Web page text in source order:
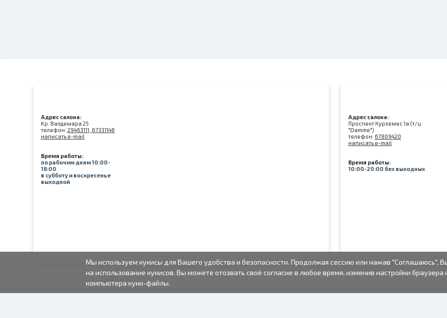
Адрес салона:
Kр. Валдемара 25
телефон: 29463111, 67331148
написать e-mail
Время работы:
по рабочим дням 10:00-
18:00
в субботу и воскресенье
выходной
Адрес салона:
Проспект Курземес 1а (т/ц
"Damme")
телефон: 67809420
написать e-mail
Время работы:
10:00-20:00 без выходных
Мы используем кукисы для Вашего удобства и безопасности. Продолжая сессию или нажав "Соглашаюсь",
на использование кукисов. Вы можете отозвать своё согласие в любое время, изменив настройки браузера
компьютера куки-файлы.